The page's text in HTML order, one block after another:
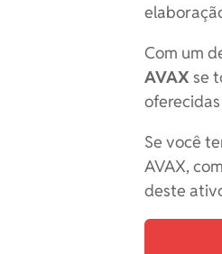
Com um
AVAX se
Se você
AVAX,
deste